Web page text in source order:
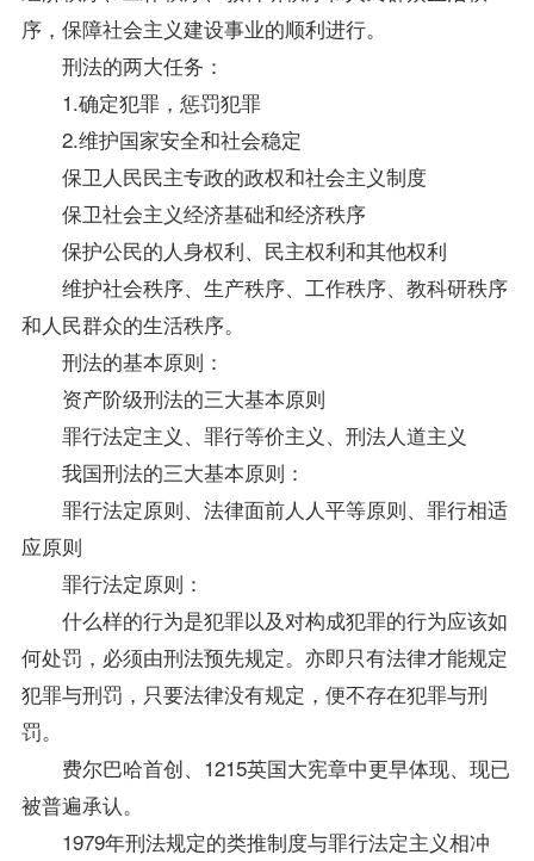
序，保障社会主义建设事业的顺利进行。
刑法的两大任务：
1.确定犯罪，惩罚犯罪
2.维护国家安全和社会稳定
保卫人民民主专政的政权和社会主义制度
保卫社会主义经济基础和经济秩序
保护公民的人身权利、民主权利和其他权利
维护社会秩序、生产秩序、工作秩序、教科研秩序
和人民群众的生活秩序。
刑法的基本原则：
资产阶级刑法的三大基本原则
罪行法定主义、罪行等价主义、刑法人道主义
我国刑法的三大基本原则：
罪行法定原则、法律面前人人平等原则、罪行相适
应原则
罪行法定原则：
什么样的行为是犯罪以及对构成犯罪的行为应该如
何处罚，必须由刑法预先规定。亦即只有法律才能规定
犯罪与刑罚，只要法律没有规定，便不存在犯罪与刑
罚。
费尔巴哈首创、1215英国大宪章中更早体现、现已
被普遍承认。
1979年刑法规定的类推制度与罪行法定主义相冲